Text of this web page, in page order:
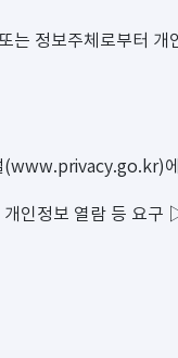
정보주체로부터
정보 열람 등 요구